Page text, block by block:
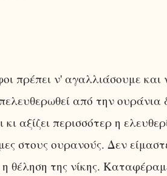
πρέπει ν' αγαλλιάσουμε
από την ουράνια
κι αξίζει περισσότερ η
στους ουρανούς. Δεν
η θέληση της νίκης.